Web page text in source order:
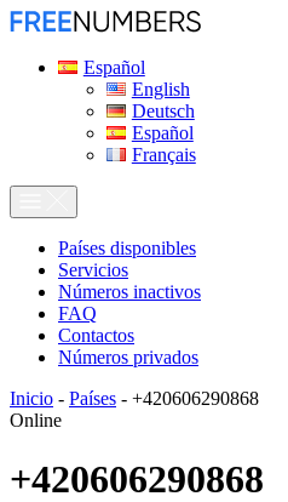
Español
English
Deutsch
Español
Français
Países disponibles
Servicios
Números inactivos
FAQ
Contactos
Números privados
Inicio - Países - +420606290868
Online
+420606290868